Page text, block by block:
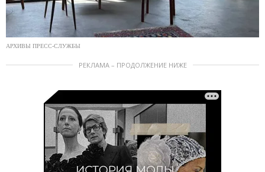
АРХИВЫ ПРЕСС-СЛУЖБЫ
РЕКЛАМА – ПРОДОЛЖЕНИЕ НИЖЕ